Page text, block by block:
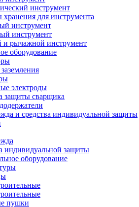
инструмент
для инструмента
инструмент
инструмент
и рычажной инструмент
оборудование
электроды
защиты сварщика
и средства индивидуальной защиты
индивидуальной защиты
оборудование
пушки